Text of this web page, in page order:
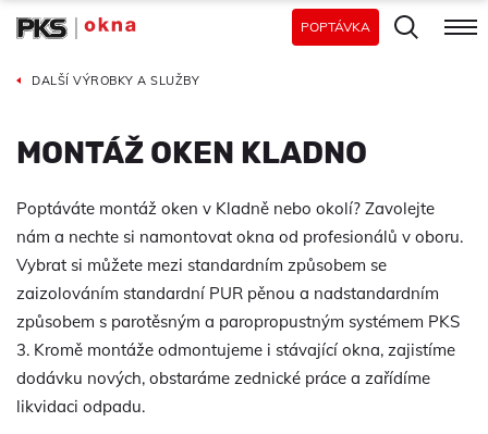
POPTÁVKA
DALŠÍ VÝROBKY A SLUŽBY
MONTÁŽ OKEN KLADNO
Poptáváte montáž oken v Kladně nebo okolí? Zavolejte
nám a nechte si namontovat okna od profesionálů v oboru.
Vybrat si můžete mezi standardním způsobem se
zaizolováním standardní PUR pěnou a nadstandardním
způsobem s parotěsným a paropropustným systémem PKS
3. Kromě montáže odmontujeme i stávající okna, zajistíme
dodávku nových, obstaráme zednické práce a zařídíme
likvidaci odpadu.